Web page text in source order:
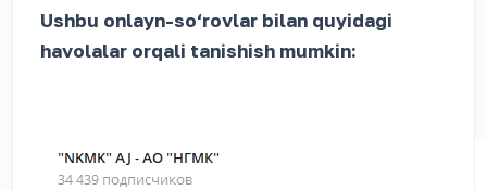
Ushbu onlayn-so‘rovlar bilan quyidagi
havolalar orqali tanishish mumkin: